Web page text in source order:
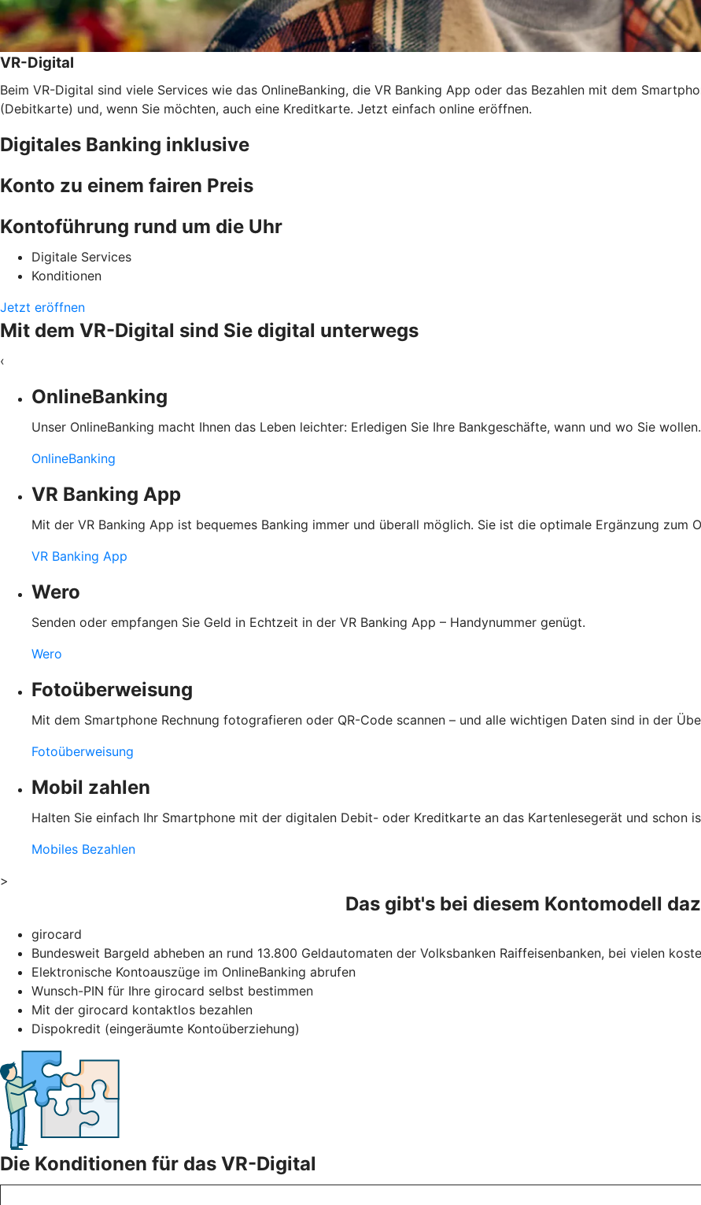
VR-Digital
Beim VR-Digital sind viele Services wie das OnlineBanking, die VR Banking App oder das Bezahlen mit dem
(Debitkarte) und, wenn Sie möchten, auch eine Kreditkarte. Jetzt einfach online eröffnen.
Digitales Banking inklusive
Konto zu einem fairen Preis
Kontoführung rund um die Uhr
Digitale Services
Konditionen
Jetzt eröffnen
Mit dem VR-Digital sind Sie digital unterwegs
‹
OnlineBanking
Unser OnlineBanking macht Ihnen das Leben leichter: Erledigen Sie Ihre Bankgeschäfte, wann und wo Sie wollen.
OnlineBanking
VR Banking App
Mit der VR Banking App ist bequemes Banking immer und überall möglich. Sie ist die optimale Ergänzung zum
VR Banking App
Wero
Senden oder empfangen Sie Geld in Echtzeit in der VR Banking App – Handynummer genügt.
Wero
Fotoüberweisung
Mit dem Smartphone Rechnung fotografieren oder QR-Code scannen – und alle wichtigen Daten sind in der
Fotoüberweisung
Mobil zahlen
Halten Sie einfach Ihr Smartphone mit der digitalen Debit- oder Kreditkarte an das Kartenlesegerät und schon
Mobiles Bezahlen
>
Das gibt's bei diesem Kontomodell
girocard
Bundesweit Bargeld abheben an rund 13.800 Geldautomaten der Volksbanken Raiffeisenbanken, bei vielen
Elektronische Kontoauszüge im OnlineBanking abrufen
Wunsch-PIN für Ihre girocard selbst bestimmen
Mit der girocard kontaktlos bezahlen
Dispokredit (eingeräumte Kontoüberziehung)
Die Konditionen für das VR-Digital